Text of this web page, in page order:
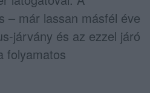
– már lassan másfél éve
járvány és az ezzel járó
folyamatos